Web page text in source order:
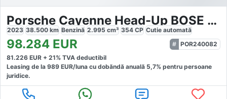
Porsche Cayenne Head-Up BOSE Luftfederung LED-Matrix
2023 38.500 km Benzină 2.995 cm³ 354 CP Cutie automată
98.284 EUR
POR240082
81.226 EUR + 21% TVA deductibil
Leasing de la 989 EUR/luna cu dobăndă anuală 5,7% pentru persoane
juridice.